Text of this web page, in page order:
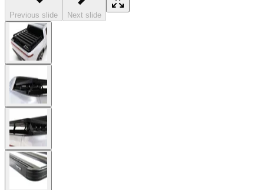
Previous slide Next slide